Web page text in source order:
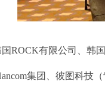
ROCK有限公司、韩
集团、彼图科技